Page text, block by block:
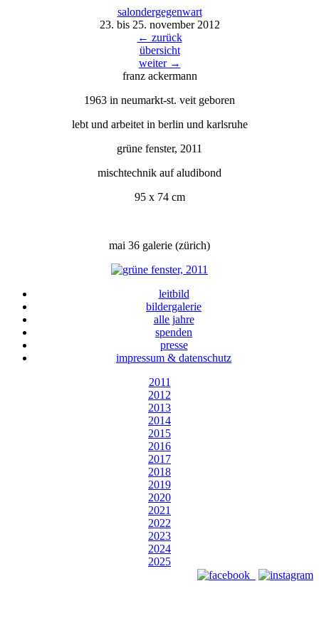
salondergegenwart
23. bis 25. november 2012
← zurück
übersicht
weiter →
franz ackermann
1963 in neumarkt-st. veit geboren
lebt und arbeitet in berlin und karlsruhe
grüne fenster, 2011
mischtechnik auf aludibond
95 x 74 cm
mai 36 galerie (zürich)
leitbild
bildergalerie
alle jahre
spenden
presse
impressum & datenschutz
2011
2012
2013
2014
2015
2016
2017
2018
2019
2020
2021
2022
2023
2024
2025